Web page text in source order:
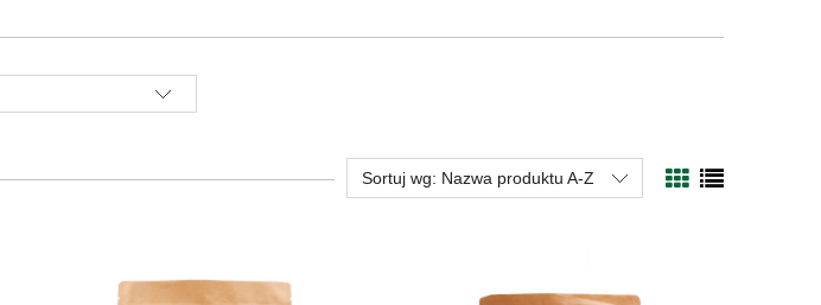
Sortuj wg: Nazwa produktu A-Z